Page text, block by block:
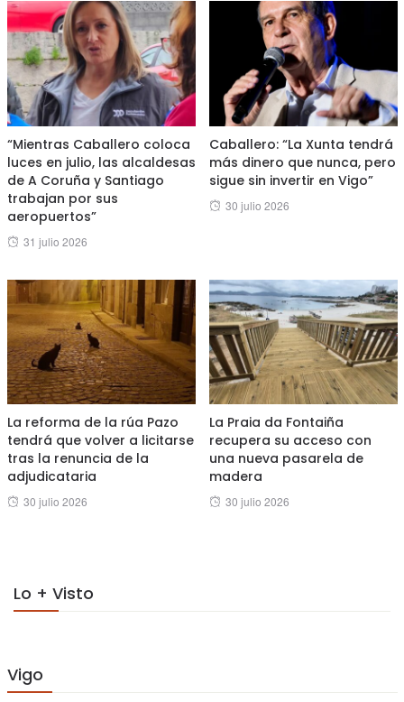
“Mientras Caballero coloca
luces en julio, las alcaldesas
de A Coruña y Santiago
trabajan por sus
aeropuertos”
Posted
31 julio 2026
Caballero: “La Xunta tendrá
más dinero que nunca, pero
sigue sin invertir en Vigo”
Posted
30 julio 2026
La reforma de la rúa Pazo
tendrá que volver a licitarse
tras la renuncia de la
adjudicataria
Posted
30 julio 2026
La Praia da Fontaiña
recupera su acceso con
una nueva pasarela de
madera
Posted
30 julio 2026
Lo + Visto
Vigo